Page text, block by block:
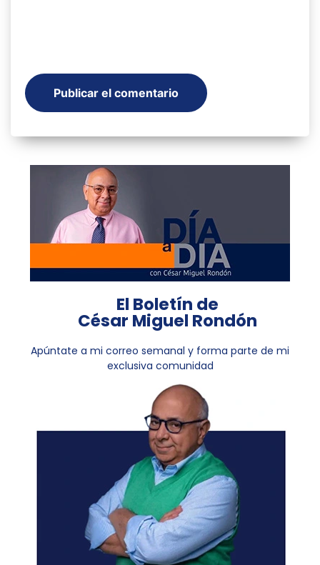
El Boletín de
César Miguel Rondón
Apúntate a mi correo semanal y forma parte de mi
exclusiva comunidad